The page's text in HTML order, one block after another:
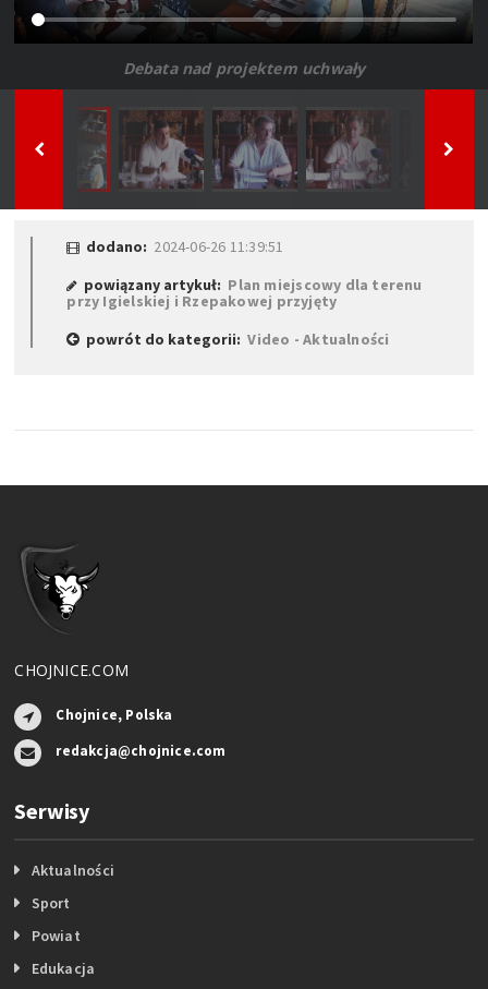
Debata nad projektem uchwały
dodano: 2024-06-26 11:39:51
powiązany artykuł: Plan miejscowy dla terenu
przy Igielskiej i Rzepakowej przyjęty
powrót do kategorii:Video - Aktualności
CHOJNICE.COM
Chojnice, Polska
redakcja@chojnice.com
Serwisy
Aktualności
Sport
Powiat
Edukacja